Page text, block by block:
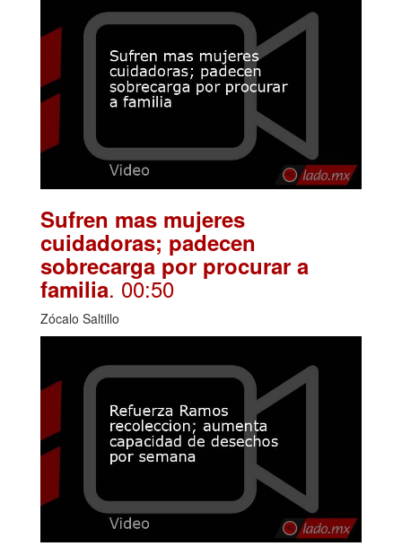
Sufren mas mujeres
cuidadoras; padecen
sobrecarga por procurar a
familia. 00:50
Zócalo Saltillo